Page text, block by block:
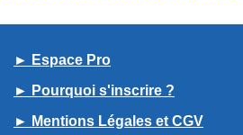
► Espace Pro
► Pourquoi s'inscrire ?
► Mentions Légales et CGV